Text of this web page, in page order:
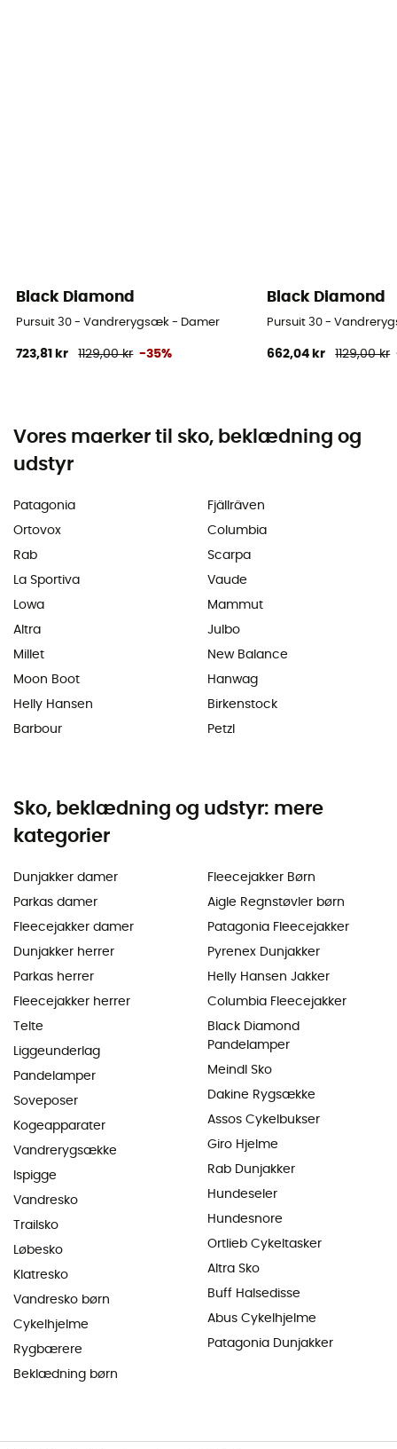
Black Diamond
Pursuit 30 - Vandrerygsæk - Damer
723,81 kr 1129,00 kr -35%
Black Diamond
Pursuit 30 -
662,04 kr 1129,00 kr
Vores maerker til sko, beklædning og
udstyr
Patagonia
Ortovox
Rab
La Sportiva
Lowa
Altra
Millet
Moon Boot
Helly Hansen
Barbour
Fjällräven
Columbia
Scarpa
Vaude
Mammut
Julbo
New Balance
Hanwag
Birkenstock
Petzl
Sko, beklædning og udstyr: mere
kategorier
Dunjakker damer
Parkas damer
Fleecejakker damer
Dunjakker herrer
Parkas herrer
Fleecejakker herrer
Telte
Liggeunderlag
Pandelamper
Soveposer
Kogeapparater
Vandrerygsække
Ispigge
Vandresko
Trailsko
Løbesko
Klatresko
Vandresko børn
Cykelhjelme
Rygbærere
Beklædning børn
Fleecejakker Børn
Aigle Regnstøvler børn
Patagonia Fleecejakker
Pyrenex Dunjakker
Helly Hansen Jakker
Columbia Fleecejakker
Black Diamond
Pandelamper
Meindl Sko
Dakine Rygsække
Assos Cykelbukser
Giro Hjelme
Rab Dunjakker
Hundeseler
Hundesnore
Ortlieb Cykeltasker
Altra Sko
Buff Halsedisse
Abus Cykelhjelme
Patagonia Dunjakker